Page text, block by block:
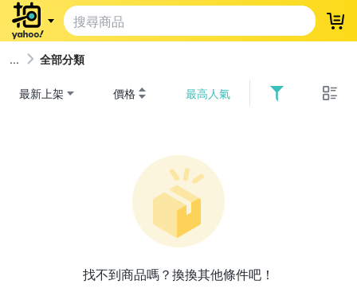
登
全部分類
最新上架 價格 最高人氣
找不到商品嗎？換換其他條件吧！